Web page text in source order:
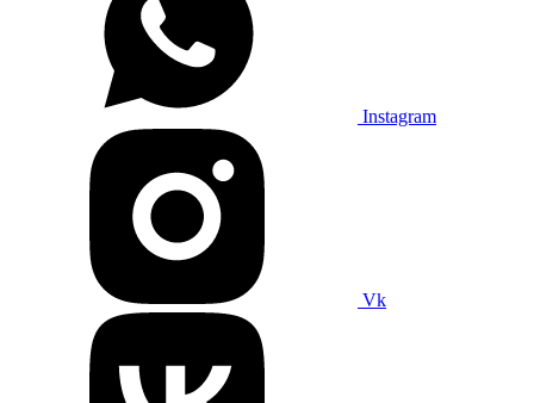
Instagram
Vk